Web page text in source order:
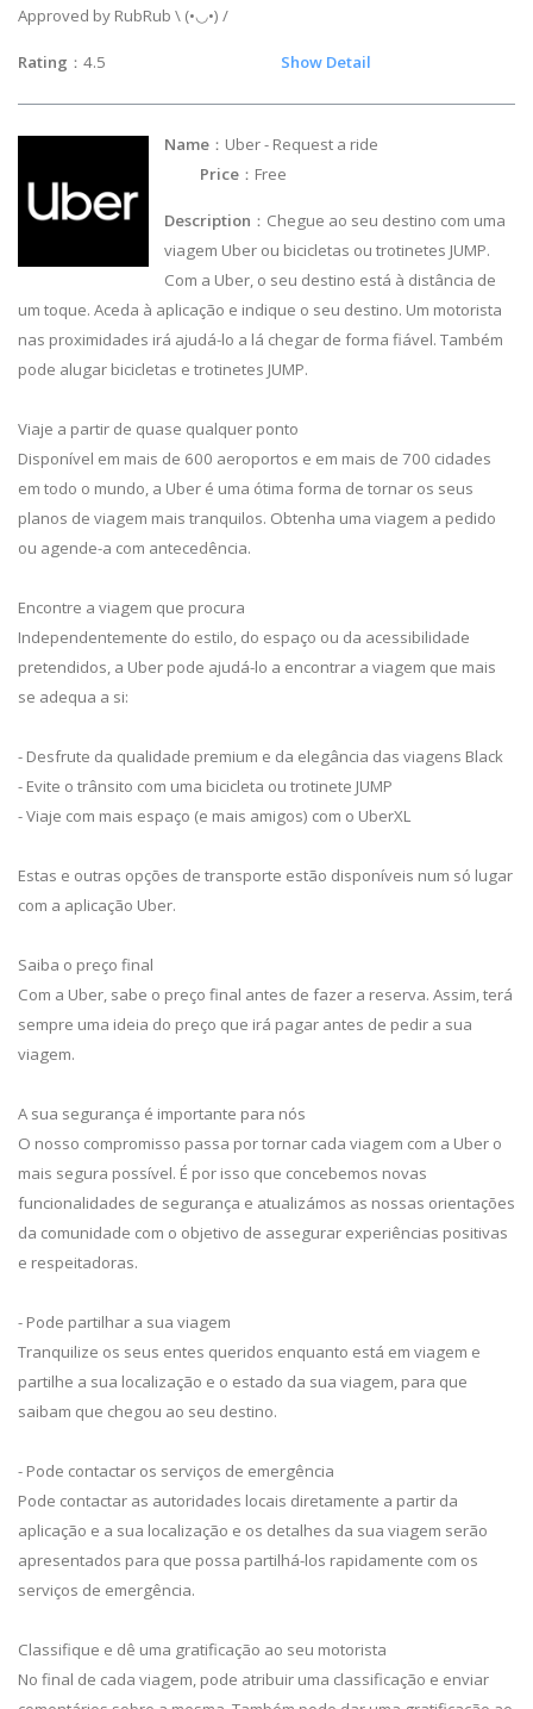
Approved by RubRub \ (•◡•) /
Rating ：4.5 Show Detail
Name ：Uber - Request a ride
Price ：Free
Description ：Chegue ao seu destino com uma
viagem Uber ou bicicletas ou trotinetes JUMP.
Com a Uber, o seu destino está à distância de
um toque. Aceda à aplicação e indique o seu destino. Um motorista
nas proximidades irá ajudá-lo a lá chegar de forma fiável. Também
pode alugar bicicletas e trotinetes JUMP.
Viaje a partir de quase qualquer ponto
Disponível em mais de 600 aeroportos e em mais de 700 cidades
em todo o mundo, a Uber é uma ótima forma de tornar os seus
planos de viagem mais tranquilos. Obtenha uma viagem a pedido
ou agende-a com antecedência.
Encontre a viagem que procura
Independentemente do estilo, do espaço ou da acessibilidade
pretendidos, a Uber pode ajudá-lo a encontrar a viagem que mais
se adequa a si:
- Desfrute da qualidade premium e da elegância das viagens Black
- Evite o trânsito com uma bicicleta ou trotinete JUMP
- Viaje com mais espaço (e mais amigos) com o UberXL
Estas e outras opções de transporte estão disponíveis num só lugar
com a aplicação Uber.
Saiba o preço final
Com a Uber, sabe o preço final antes de fazer a reserva. Assim, terá
sempre uma ideia do preço que irá pagar antes de pedir a sua
viagem.
A sua segurança é importante para nós
O nosso compromisso passa por tornar cada viagem com a Uber o
mais segura possível. É por isso que concebemos novas
funcionalidades de segurança e atualizámos as nossas orientações
da comunidade com o objetivo de assegurar experiências positivas
e respeitadoras.
- Pode partilhar a sua viagem
Tranquilize os seus entes queridos enquanto está em viagem e
partilhe a sua localização e o estado da sua viagem, para que
saibam que chegou ao seu destino.
- Pode contactar os serviços de emergência
Pode contactar as autoridades locais diretamente a partir da
aplicação e a sua localização e os detalhes da sua viagem serão
apresentados para que possa partilhá-los rapidamente com os
serviços de emergência.
Classifique e dê uma gratificação ao seu motorista
No final de cada viagem, pode atribuir uma classificação e enviar